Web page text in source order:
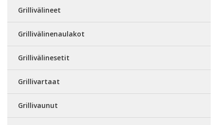
Grillivälineet
Grillivälinenaulakot
Grillivälinesetit
Grillivartaat
Grillivaunut